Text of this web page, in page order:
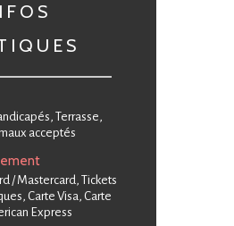
Terrasse,
acceptés
/ Mastercard, Tickets
Carte Visa, Carte
Express